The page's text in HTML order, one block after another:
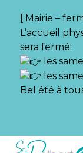
[ Mairie –
L’accueil
sera fermé:
les
les
Bel été à
Aller
Aller
Aller